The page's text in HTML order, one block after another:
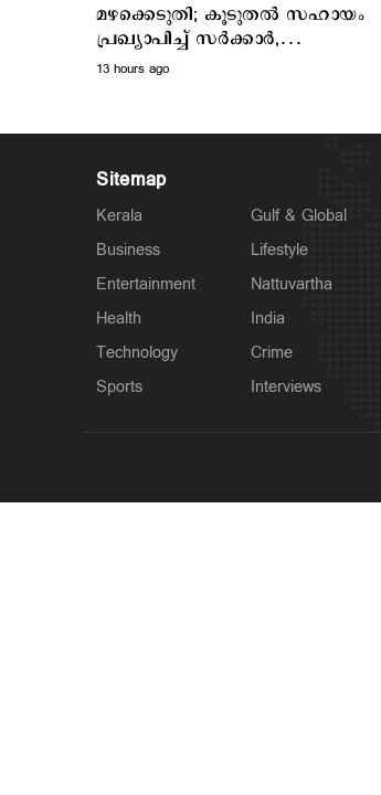
മഴക്കെടുതി; കൂടുതല്‍ സഹായം
പ്രഖ്യാപിച്ച് സര്‍ക്കാര്‍,
മാറിത്താമസിക്കുന്നവര്‍ക്ക് 300 രൂപ
13 hours ago
Sitemap
Kerala
Business
Entertainment
Health
Technology
Sports
Gulf & Global
Lifestyle
Nattuvartha
India
Crime
Interviews